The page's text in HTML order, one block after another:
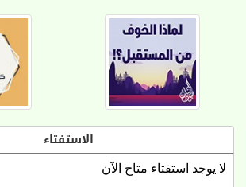
الاستفتاء